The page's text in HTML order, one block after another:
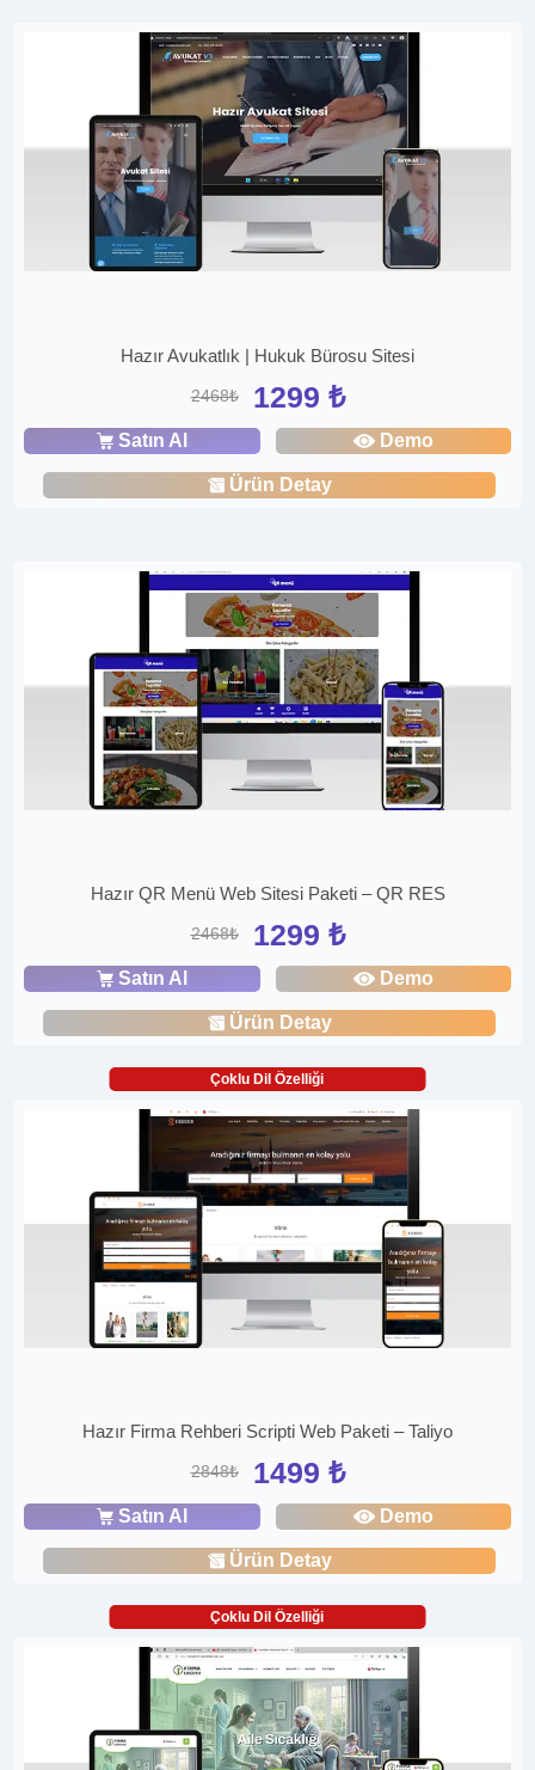
Hazır Avukatlık | Hukuk Bürosu Sitesi
2468₺ 1299 ₺
Satın Al Demo
Ürün Detay
Hazır QR Menü Web Sitesi Paketi – QR RES
2468₺ 1299 ₺
Satın Al Demo
Ürün Detay
Çoklu Dil Özelliği
Hazır Firma Rehberi Scripti Web Paketi – Taliyo
2848₺ 1499 ₺
Satın Al Demo
Ürün Detay
Çoklu Dil Özelliği